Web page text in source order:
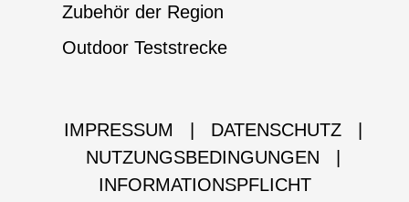
Zubehör der Region
Outdoor Teststrecke
IMPRESSUM DATENSCHUTZ
NUTZUNGSBEDINGUNGEN
INFORMATIONSPFLICHT